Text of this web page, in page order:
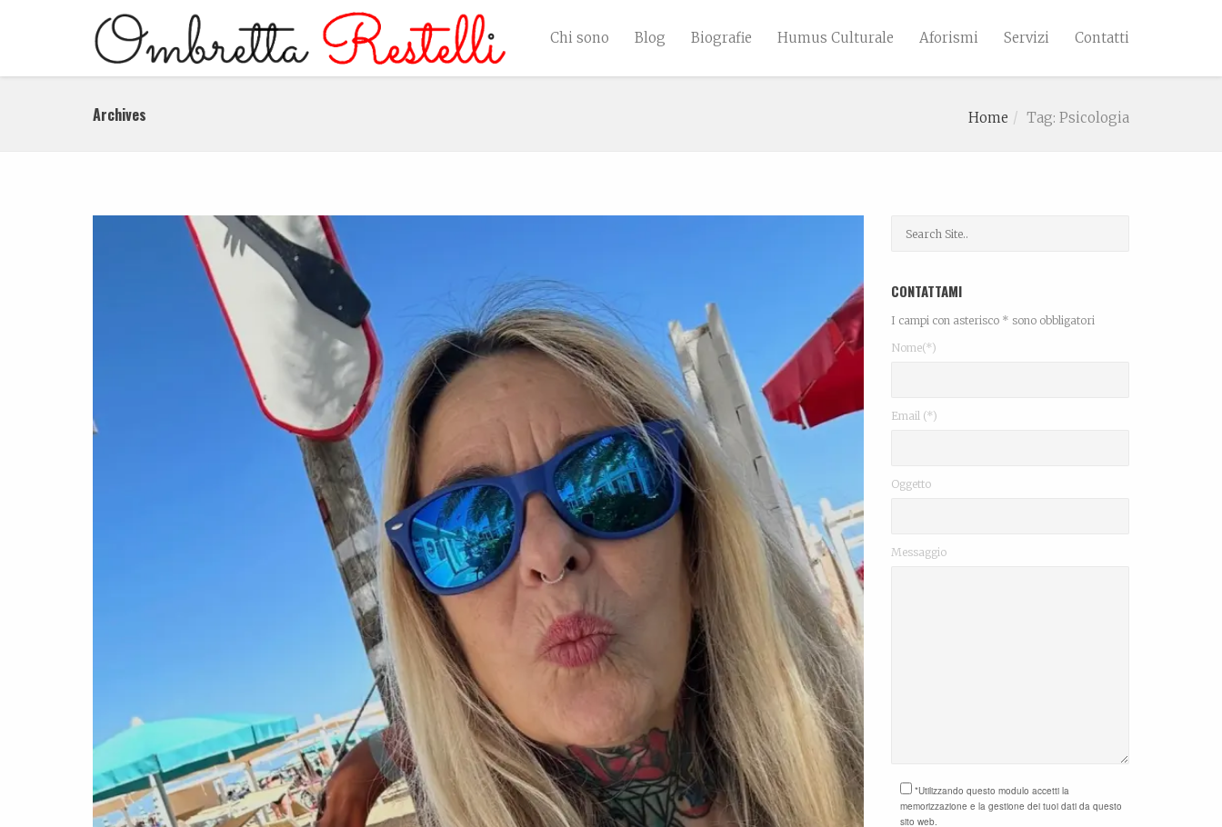
Chi sono Blog Biografie Humus Culturale Aforismi Servizi Contatti
Archives Home Tag: Psicologia
CONTATTAMI
I campi con asterisco * sono obbligatori
Nome(*)
Email (*)
Oggetto
Messaggio
*Utilizzando questo modulo accetti la
memorizzazione e la gestione dei tuoi dati da questo
sito web.